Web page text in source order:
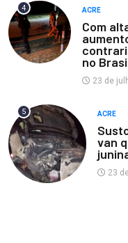
4 ACRE
Com
no
23 de
5 ACRE
van
23